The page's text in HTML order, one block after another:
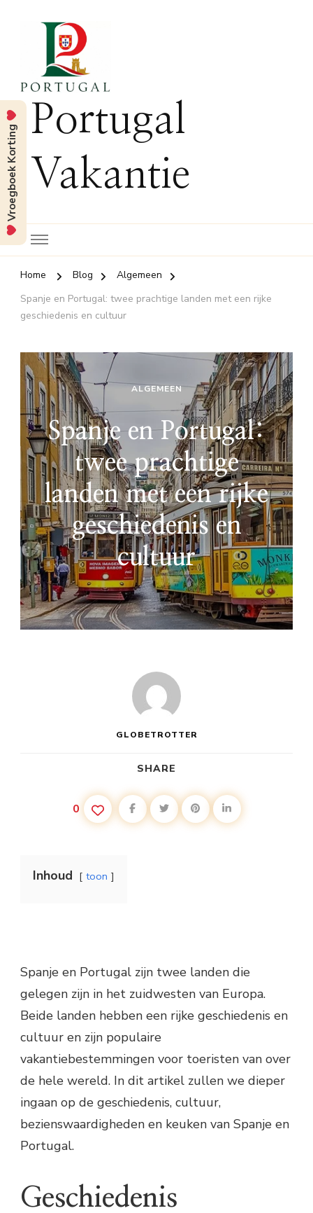
Portugal
Vakantie
Home Blog
Algemeen
Spanje en Portugal: twee prachtige landen met een rijke
geschiedenis en cultuur
ALGEMEEN
Spanje en Portugal:
twee prachtige
landen met een rijke
geschiedenis en
cultuur
GLOBETROTTER
SHARE
0
Inhoud toon
Spanje en Portugal zijn twee landen die
gelegen zijn in het zuidwesten van Europa.
Beide landen hebben een rijke geschiedenis en
cultuur en zijn populaire
vakantiebestemmingen voor toeristen van over
de hele wereld. In dit artikel zullen we dieper
ingaan op de geschiedenis, cultuur,
bezienswaardigheden en keuken van Spanje en
Portugal.
Geschiedenis
Vroegboek Korting